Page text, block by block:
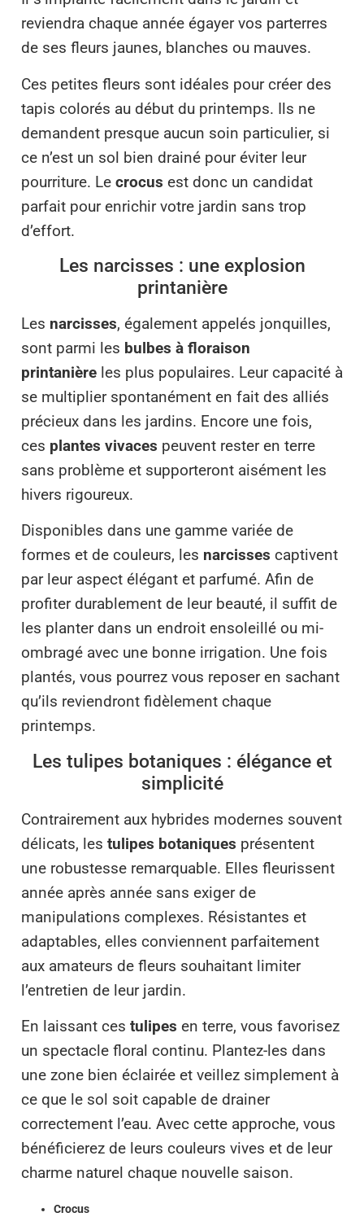
reviendra chaque année égayer vos parterres
de ses fleurs jaunes, blanches ou mauves.
Ces petites fleurs sont idéales pour créer des
tapis colorés au début du printemps. Ils ne
demandent presque aucun soin particulier, si
ce n’est un sol bien drainé pour éviter leur
pourriture. Le crocus est donc un candidat
parfait pour enrichir votre jardin sans trop
d’effort.
Les narcisses : une explosion
printanière
Les narcisses, également appelés jonquilles,
sont parmi les bulbes à floraison
printanière les plus populaires. Leur capacité à
se multiplier spontanément en fait des alliés
précieux dans les jardins. Encore une fois,
ces plantes vivaces peuvent rester en terre
sans problème et supporteront aisément les
hivers rigoureux.
Disponibles dans une gamme variée de
formes et de couleurs, les narcisses captivent
par leur aspect élégant et parfumé. Afin de
profiter durablement de leur beauté, il suffit de
les planter dans un endroit ensoleillé ou mi-
ombragé avec une bonne irrigation. Une fois
plantés, vous pourrez vous reposer en sachant
qu’ils reviendront fidèlement chaque
printemps.
Les tulipes botaniques : élégance et
simplicité
Contrairement aux hybrides modernes souvent
délicats, les tulipes botaniques présentent
une robustesse remarquable. Elles fleurissent
année après année sans exiger de
manipulations complexes. Résistantes et
adaptables, elles conviennent parfaitement
aux amateurs de fleurs souhaitant limiter
l’entretien de leur jardin.
En laissant ces tulipes en terre, vous favorisez
un spectacle floral continu. Plantez-les dans
une zone bien éclairée et veillez simplement à
ce que le sol soit capable de drainer
correctement l’eau. Avec cette approche, vous
bénéficierez de leurs couleurs vives et de leur
charme naturel chaque nouvelle saison.
Crocus